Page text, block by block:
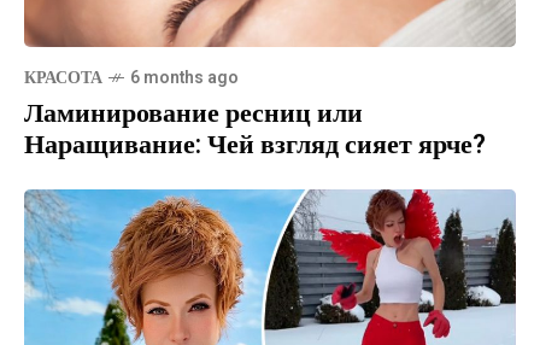
КРАСОТА 6 months ago
Ламинирование ресниц или
Наращивание: Чей взгляд сияет ярче?